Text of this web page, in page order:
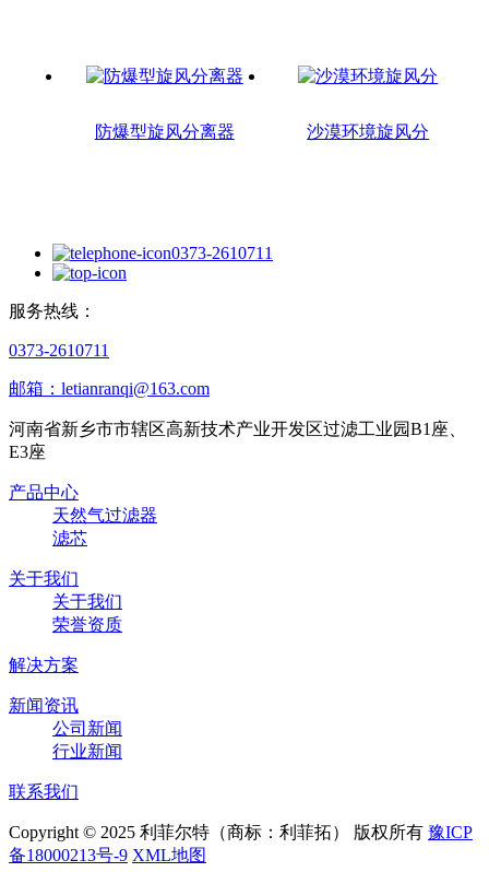
防爆型旋风分离器 沙漠环境旋风分
0373-2610711
服务热线：
0373-2610711
邮箱：letianranqi@163.com
河南省新乡市市辖区高新技术产业开发区过滤工业园B1座、
E3座
产品中心
天然气过滤器
滤芯
关于我们
关于我们
荣誉资质
解决方案
新闻资讯
公司新闻
行业新闻
联系我们
Copyright © 2025 利菲尔特（商标：利菲拓） 版权所有 豫ICP
备18000213号-9 XML地图